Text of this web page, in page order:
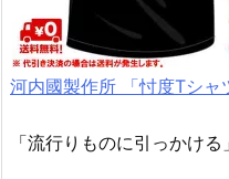
河内國製作所 「忖度Tシ
「流行りものに引っかけ